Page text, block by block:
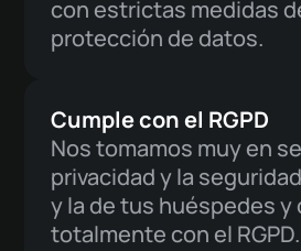
con estrictas medidas
protección de datos.
Cumple con el RGPD
Nos tomamos muy en
privacidad y la
y la de tus huéspedes y
totalmente con el RGPD.